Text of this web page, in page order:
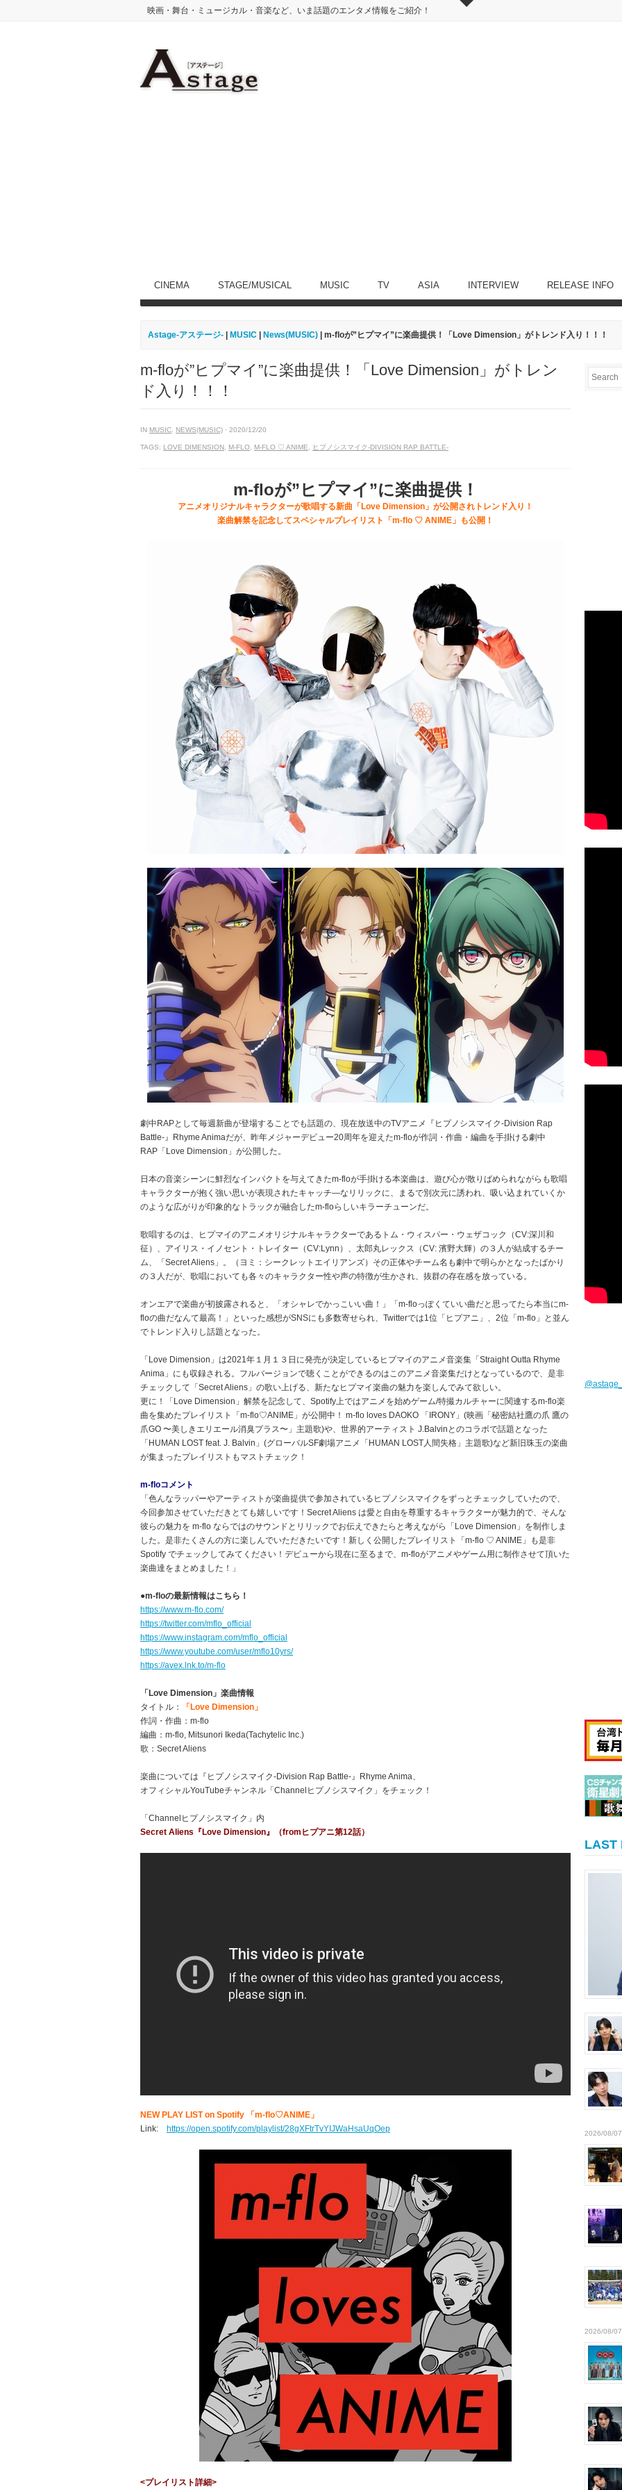
映画・舞台・ミュージカル・音楽など、いま話題のエンタメ情報をご紹介！
CINEMA STAGE/MUSICAL MUSIC TV ASIA INTERVIEW RELEASE INFO
Astage-アステージ- MUSIC News(MUSIC) | m-floが”ヒプマイ”に楽曲提供！「Love Dimension」がトレンド入り！！！
m-floが”ヒプマイ”に楽曲提供！「Love Dimension」がトレン
ド入り！！！
IN MUSIC NEWS(MUSIC) · 2020/12/20
TAGS: LOVE DIMENSION M-FLO M-FLO ♡ ANIME ヒプノシスマイク-DIVISION RAP BATTLE-
m-floが”ヒプマイ”に楽曲提供！
アニメオリジナルキャラクターが歌唱する新曲「Love Dimension」が公開されトレンド入り！
楽曲解禁を記念してスペシャルプレイリスト「m-flo ♡ ANIME」も公開！
劇中RAPとして毎週新曲が登場することでも話題の、現在放送中のTVアニメ『ヒプノシスマイク-Division Rap
Battle-』Rhyme Animaだが、昨年メジャーデビュー20周年を迎えたm-floが作詞・作曲・編曲を手掛ける劇中
RAP「Love Dimension」が公開した。
日本の音楽シーンに鮮烈なインパクトを与えてきたm-floが手掛ける本楽曲は、遊び心が散りばめられながらも歌唱
キャラクターが抱く強い思いが表現されたキャッチ―なリリックに、まるで別次元に誘われ、吸い込まれていくか
のような広がりが印象的なトラックが融合したm-floらしいキラーチューンだ。
歌唱するのは、ヒプマイのアニメオリジナルキャラクターであるトム・ウィスパー・ウェザコック（CV:深川和
征）、アイリス・イノセント・トレイター（CV:Lynn）、太郎丸レックス（CV: 濱野大輝）の３人が結成するチー
ム、「Secret Aliens」。（ヨミ：シークレットエイリアンズ）その正体やチーム名も劇中で明らかとなったばかり
の３人だが、歌唱においても各々のキャラクター性や声の特徴が生かされ、抜群の存在感を放っている。
オンエアで楽曲が初披露されると、「オシャレでかっこいい曲！」「m-floっぽくていい曲だと思ってたら本当にm-
floの曲だなんて最高！」といった感想がSNSにも多数寄せられ、Twitterでは1位「ヒプアニ」、2位「m-flo」と並ん
でトレンド入りし話題となった。
「Love Dimension」は2021年１月１３日に発売が決定しているヒプマイのアニメ音楽集「Straight Outta Rhyme
Anima」にも収録される。フルバージョンで聴くことができるのはこのアニメ音楽集だけとなっているので、是非
チェックして「Secret Aliens」の歌い上げる、新たなヒプマイ楽曲の魅力を楽しんでみて欲しい。
更に！「Love Dimension」解禁を記念して、Spotify上ではアニメを始めゲーム/特撮カルチャーに関連するm-flo楽
曲を集めたプレイリスト「m-flo♡ANIME」が公開中！ m-flo loves DAOKO 「IRONY」(映画「秘密結社鷹の爪 鷹の
爪GO 〜美しきエリエール消臭プラス〜」主題歌)や、世界的アーティスト J.Balvinとのコラボで話題となった
「HUMAN LOST feat. J. Balvin」(グローバルSF劇場アニメ「HUMAN LOST人間失格」主題歌)など新旧珠玉の楽曲
が集まったプレイリストもマストチェック！
m-floコメント
「色んなラッパーやアーティストが楽曲提供で参加されているヒプノシスマイクをずっとチェックしていたので、
今回参加させていただきとても嬉しいです！Secret Aliens は愛と自由を尊重するキャラクターが魅力的で、そんな
彼らの魅力を m-flo ならではのサウンドとリリックでお伝えできたらと考えながら「Love Dimension」を制作しま
した。是非たくさんの方に楽しんでいただきたいです！新しく公開したプレイリスト「m-flo ♡ ANIME」も是非
Spotify でチェックしてみてください！デビューから現在に至るまで、m-floがアニメやゲーム用に制作させて頂いた
楽曲達をまとめました！」
●m-floの最新情報はこちら！
https://www.m-flo.com/
https://twitter.com/mflo_official
https://www.instagram.com/mflo_official
https://www.youtube.com/user/mflo10yrs/
https://avex.lnk.to/m-flo
「Love Dimension」楽曲情報
タイトル：
「Love Dimension」
作詞・作曲：m-flo
編曲：m-flo, Mitsunori Ikeda(Tachytelic Inc.)
歌：Secret Aliens
楽曲については『ヒプノシスマイク-Division Rap Battle-』Rhyme Anima、
オフィシャルYouTubeチャンネル「Channelヒプノシスマイク」をチェック！
「Channelヒプノシスマイク」内
Secret Aliens『Love Dimension』（fromヒプアニ第12話）
NEW PLAY LIST on Spotify 「m-flo♡ANIME」
Link: https://open.spotify.com/playlist/28gXFtrTvYIJWaHsaUqOep
<プレイリスト詳細>
LAST
2026/08/07
2026/08/07